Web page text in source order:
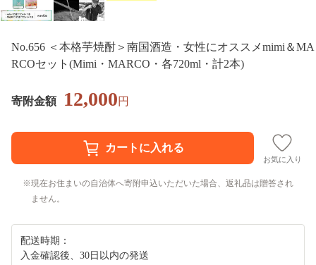
No.656 ＜本格芋焼酎＞南国酒造・女性にオススメmimi＆MA
RCOセット(Mimi・MARCO・各720ml・計2本)
寄附金額 12,000円
お気に入り
現在お住まいの自治体へ寄附申込いただいた場合、返礼品は贈答され
ません。
配送時期：
入金確認後、30日以内の発送